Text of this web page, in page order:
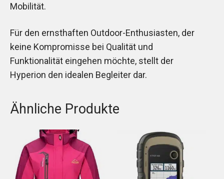
Mobilität.
Für den ernsthaften Outdoor-Enthusiasten, der
keine Kompromisse bei Qualität und
Funktionalität eingehen möchte, stellt der
Hyperion den idealen Begleiter dar.
Ähnliche Produkte